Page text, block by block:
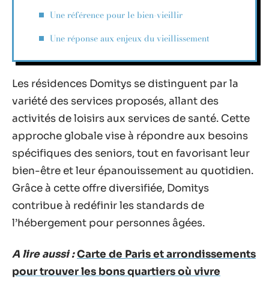
Une référence pour le bien-vieillir
Une réponse aux enjeux du vieillissement
Les résidences Domitys se distinguent par la
variété des services proposés, allant des
activités de loisirs aux services de santé. Cette
approche globale vise à répondre aux besoins
spécifiques des seniors, tout en favorisant leur
bien-être et leur épanouissement au quotidien.
Grâce à cette offre diversifiée, Domitys
contribue à redéfinir les standards de
l’hébergement pour personnes âgées.
A lire aussi :Carte de Paris et arrondissements
pour trouver les bons quartiers où vivre